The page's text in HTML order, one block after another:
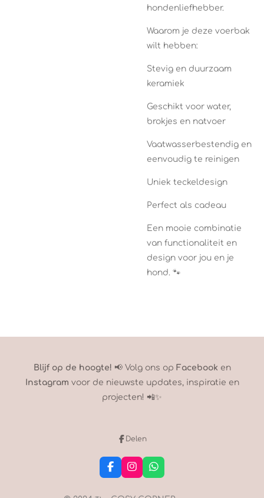
hondenliefhebber.
Waarom je deze voerbak
wilt hebben:
Stevig en duurzaam
keramiek
Geschikt voor water,
brokjes en natvoer
Vaatwasserbestendig en
eenvoudig te reinigen
Uniek teckeldesign
Perfect als cadeau
Een mooie combinatie
van functionaliteit en
design voor jou en je
hond. 🐾
Blijf op de hoogte! 📢 Volg ons op Facebook en
Instagram voor de nieuwste updates, inspiratie en
projecten! 📲✨
Delen
F
a
I
n
W
h